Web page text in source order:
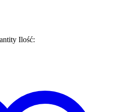
Ilość: